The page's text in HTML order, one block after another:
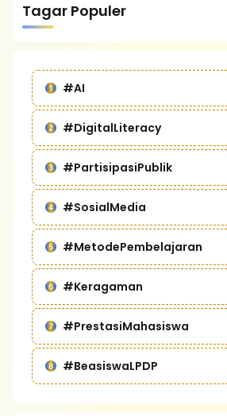
Tagar Populer
#AI
#DigitalLiteracy
#PartisipasiPublik
#SosialMedia
#MetodePembelajaran
#Keragaman
#PrestasiMahasiswa
#BeasiswaLPDP